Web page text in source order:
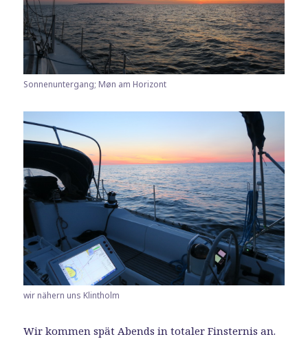
Sonnenuntergang; Møn am Horizont
wir nähern uns Klintholm
Wir kommen spät Abends in totaler Finsternis an.